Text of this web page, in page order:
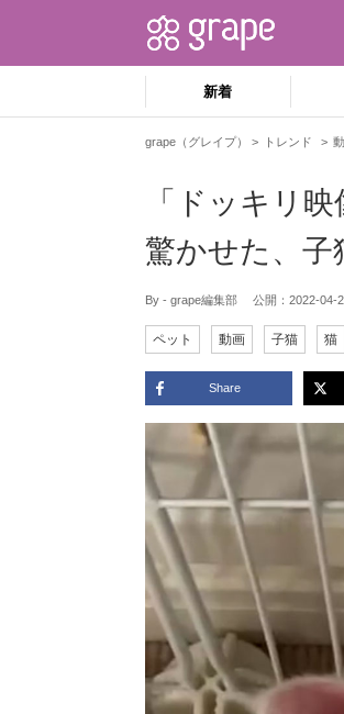
新着
grape（グレイプ） トレンド
「ドッキリ
驚かせた、子
By - grape編集部 公開： 2022-04-
ペット 動画 子猫 猫
Share